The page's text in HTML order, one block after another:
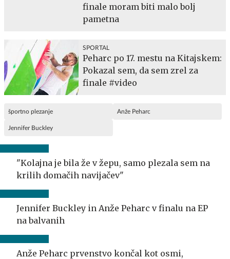
finale moram biti malo bolj
pametna
SPORTAL
Peharc po 17. mestu na Kitajskem:
Pokazal sem, da sem zrel za
finale #video
športno plezanje Anže Peharc
Jennifer Buckley
"Kolajna je bila že v žepu, samo plezala sem na
krilih domačih navijačev"
Jennifer Buckley in Anže Peharc v finalu na EP
na balvanih
Anže Peharc prvenstvo končal kot osmi,